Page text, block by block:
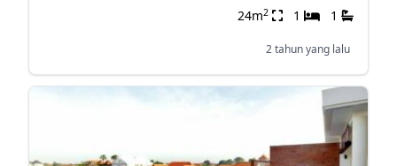
24m2 1 1
2 tahun yang lalu